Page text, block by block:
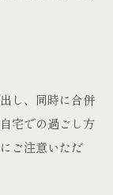
し、同時に合併
宅での過ごし方
ご注意いただ